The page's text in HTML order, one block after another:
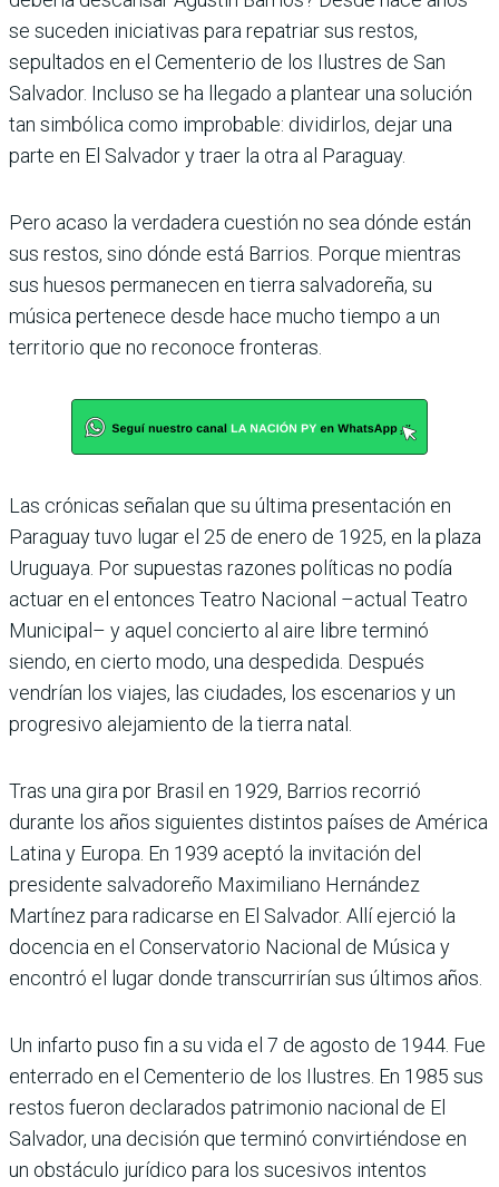
se suceden iniciativas para repatriar sus restos,
sepultados en el Cementerio de los Ilustres de San
Salvador. Incluso se ha llegado a plantear una solución
tan simbólica como improbable: dividirlos, dejar una
parte en El Salvador y traer la otra al Paraguay.
Pero acaso la verdadera cuestión no sea dónde están
sus restos, sino dónde está Barrios. Porque mientras
sus huesos permanecen en tierra salvadoreña, su
música pertenece desde hace mucho tiempo a un
territorio que no reconoce fronteras.
Las crónicas señalan que su última presentación en
Paraguay tuvo lugar el 25 de enero de 1925, en la plaza
Uruguaya. Por supuestas razones políticas no podía
actuar en el entonces Teatro Nacional –actual Teatro
Municipal– y aquel concierto al aire libre terminó
siendo, en cierto modo, una despedida. Después
vendrían los viajes, las ciudades, los escenarios y un
progresivo alejamiento de la tierra natal.
Tras una gira por Brasil en 1929, Barrios recorrió
durante los años siguientes distintos países de América
Latina y Europa. En 1939 aceptó la invitación del
presidente salvadoreño Maximiliano Hernández
Martínez para radicarse en El Salvador. Allí ejerció la
docencia en el Conservatorio Nacional de Música y
encontró el lugar donde transcurrirían sus últimos años.
Un infarto puso fin a su vida el 7 de agosto de 1944. Fue
enterrado en el Cementerio de los Ilustres. En 1985 sus
restos fueron declarados patrimonio nacional de El
Salvador, una decisión que terminó convirtiéndose en
un obstáculo jurídico para los sucesivos intentos